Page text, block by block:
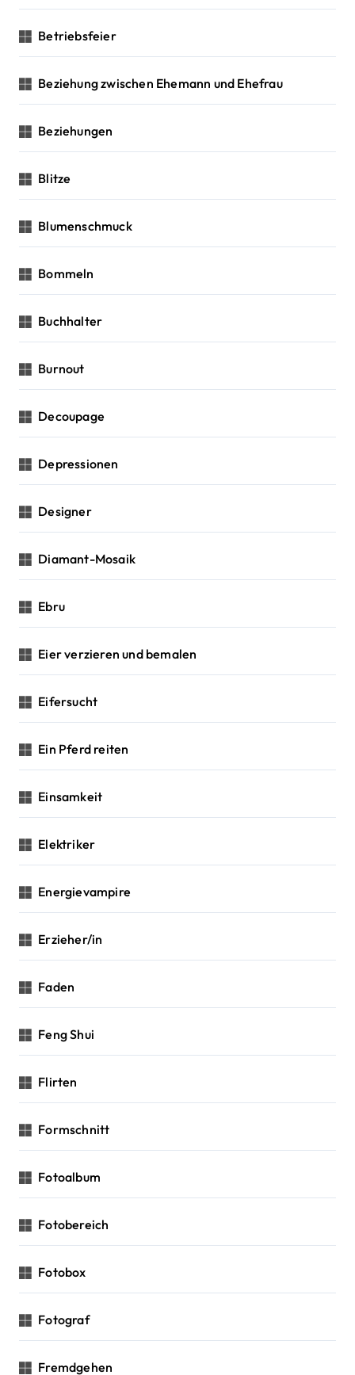
Betriebsfeier
Beziehung zwischen Ehemann und Ehefrau
Beziehungen
Blitze
Blumenschmuck
Bommeln
Buchhalter
Burnout
Decoupage
Depressionen
Designer
Diamant-Mosaik
Ebru
Eier verzieren und bemalen
Eifersucht
Ein Pferd reiten
Einsamkeit
Elektriker
Energievampire
Erzieher/in
Faden
Feng Shui
Flirten
Formschnitt
Fotoalbum
Fotobereich
Fotobox
Fotograf
Fremdgehen